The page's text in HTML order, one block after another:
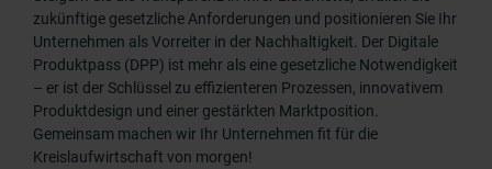
zukünftige gesetzliche Anforderungen und positionieren Sie Ihr
Unternehmen als Vorreiter in der Nachhaltigkeit. Der Digitale
Produktpass (DPP) ist mehr als eine gesetzliche Notwendigkeit
– er ist der Schlüssel zu effizienteren Prozessen, innovativem
Produktdesign und einer gestärkten Marktposition.
Gemeinsam machen wir Ihr Unternehmen fit für die
Kreislaufwirtschaft von morgen!